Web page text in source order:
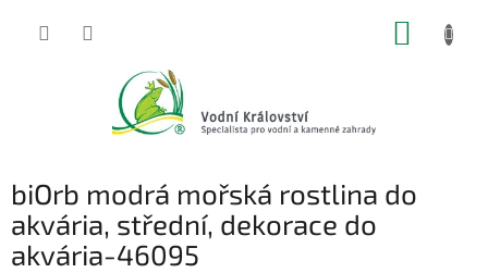
biOrb modrá mořská rostlina do
akvária, střední, dekorace do
akvária-46095